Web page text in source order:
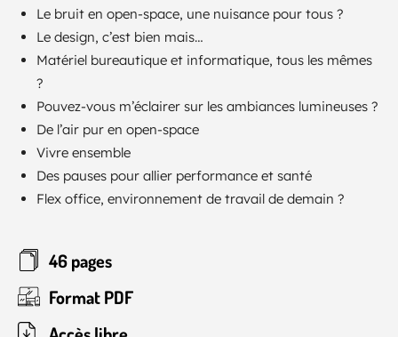
Le bruit en open-space, une nuisance pour tous ?
Le design, c’est bien mais…
Matériel bureautique et informatique, tous les mêmes
?
Pouvez-vous m’éclairer sur les ambiances lumineuses ?
De l’air pur en open-space
Vivre ensemble
Des pauses pour allier performance et santé
Flex office, environnement de travail de demain ?
46 pages
Format PDF